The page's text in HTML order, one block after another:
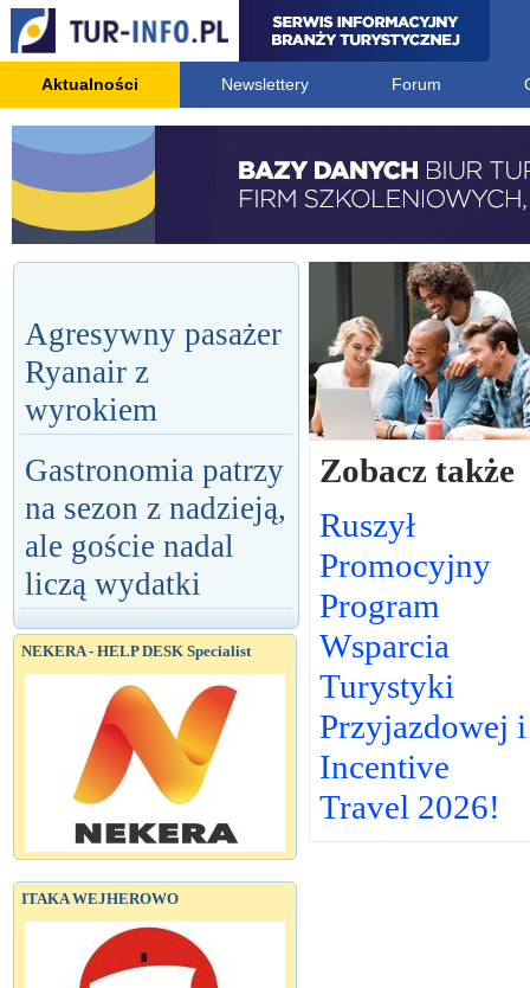
Aktualności Newslettery Forum
Agresywny pasażer
Ryanair z
wyrokiem
Gastronomia patrzy
na sezon z nadzieją,
ale goście nadal
liczą wydatki
NEKERA - HELP DESK Specialist
ITAKA WEJHEROWO
Zobacz także
Ruszył
Promocyjny
Program
Wsparcia
Turystyki
Przyjazdowej i
Incentive
Travel 2026!